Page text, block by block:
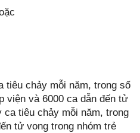
tiêu chảy mỗi năm, trong số
viện và 6000 ca dẫn đến tử
tiêu chảy mỗi năm, trong
tử vong trong nhóm trẻ